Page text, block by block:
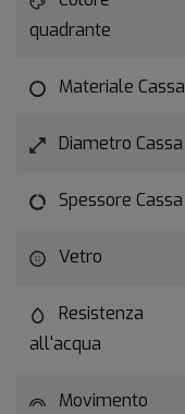
quadrante
Materiale Cassa
Diametro Cassa
Spessore Cassa
Vetro
Resistenza
all'acqua
Movimento